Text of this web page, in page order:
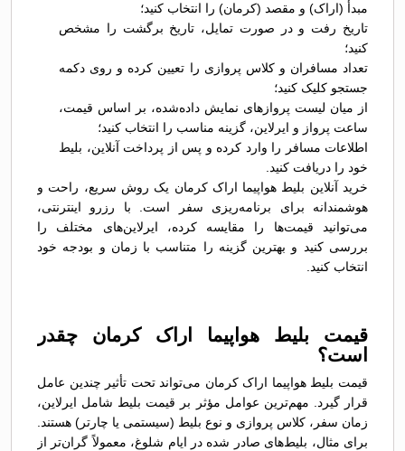
مبدأ (اراک) و مقصد (کرمان) را انتخاب کنید؛
تاریخ رفت و در صورت تمایل، تاریخ برگشت را مشخص
کنید؛
تعداد مسافران و کلاس پروازی را تعیین کرده و روی دکمه
جستجو کلیک کنید؛
از میان لیست پروازهای نمایش داده‌شده، بر اساس قیمت،
ساعت پرواز و ایرلاین، گزینه مناسب را انتخاب کنید؛
اطلاعات مسافر را وارد کرده و پس از پرداخت آنلاین، بلیط
خود را دریافت کنید.
خرید آنلاین بلیط هواپیما اراک کرمان یک روش سریع، راحت و
هوشمندانه برای برنامه‌ریزی سفر است. با رزرو اینترنتی،
می‌توانید قیمت‌ها را مقایسه کرده، ایرلاین‌های مختلف را
بررسی کنید و بهترین گزینه را متناسب با زمان و بودجه خود
انتخاب کنید.
قیمت بلیط هواپیما اراک کرمان چقدر
است؟
قیمت بلیط هواپیما اراک کرمان می‌تواند تحت تأثیر چندین عامل
قرار گیرد. مهم‌ترین عوامل مؤثر بر قیمت بلیط شامل ایرلاین،
زمان سفر، کلاس پروازی و نوع بلیط (سیستمی یا چارتر) هستند.
برای مثال، بلیط‌های صادر شده در ایام شلوغ، معمولاً گران‌تر از